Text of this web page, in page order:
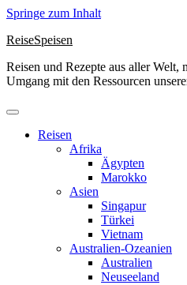
Springe zum Inhalt
ReiseSpeisen
Reisen und Rezepte aus aller Welt,
Umgang mit den Ressourcen
Reisen
Afrika
Ägypten
Marokko
Asien
Singapur
Türkei
Vietnam
Australien-Ozeanien
Australien
Neuseeland